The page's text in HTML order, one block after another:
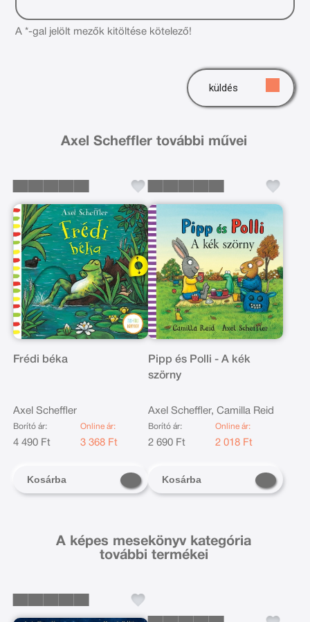
A *-gal jelölt mezők kitöltése kötelező!
küldés
Axel Scheffler további művei
Frédi béka
Axel Scheffler
Borító ár:
4 490 Ft
Online ár:
3 368 Ft
Kosárba
Pipp és Polli - A kék
szörny
Axel Scheffler, Camilla Reid
Borító ár:
2 690 Ft
Online ár:
2 018 Ft
Kosárba
A képes mesekönyv kategória
további termékei